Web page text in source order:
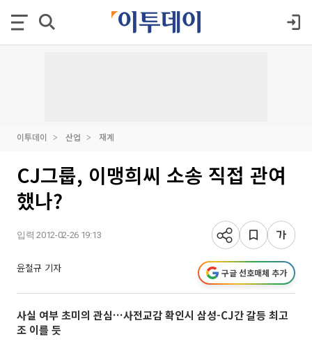
이투데이 산업 재계
CJ그룹, 이맹희씨 소송 직접 관여
했나?
입력 2012-02-26 19:13
윤철규 기자 구글 선호매체 추가
사실 여부 초미의 관심…사전교감 확인시 삼성-CJ간 갈등 최고
조 이를 듯